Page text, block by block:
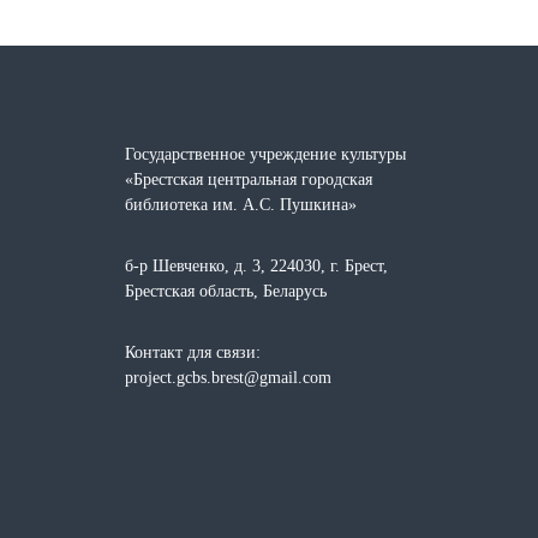
Государственное учреждение культуры
«Брестская центральная городская
библиотека им. А.С. Пушкина»
б-р Шевченко, д. 3, 224030, г. Брест,
Брестская область, Беларусь
Контакт для связи:
project.gcbs.brest@gmail.com